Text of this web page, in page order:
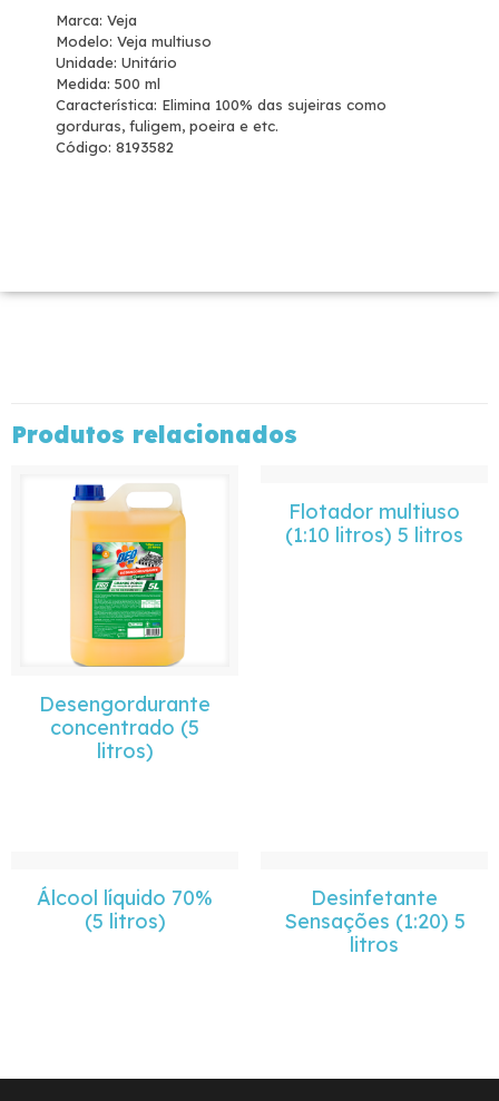
Marca: Veja
Modelo: Veja multiuso
Unidade: Unitário
Medida: 500 ml
Característica: Elimina 100% das sujeiras como
gorduras, fuligem, poeira e etc.
Código: 8193582
Produtos relacionados
Desengordurante
concentrado (5
litros)
Flotador multiuso
(1:10 litros) 5 litros
Álcool líquido 70%
(5 litros)
Desinfetante
Sensações (1:20) 5
litros